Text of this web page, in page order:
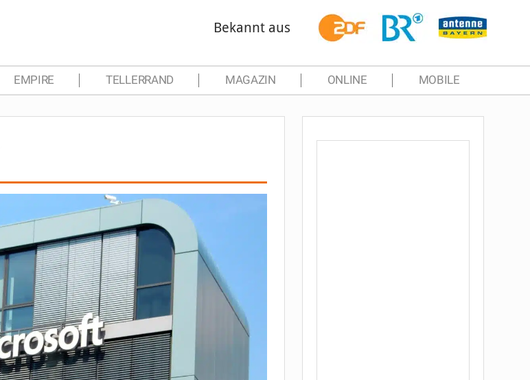
Bekannt aus
EMPIRE TELLERRAND MAGAZIN ONLINE MOBILE